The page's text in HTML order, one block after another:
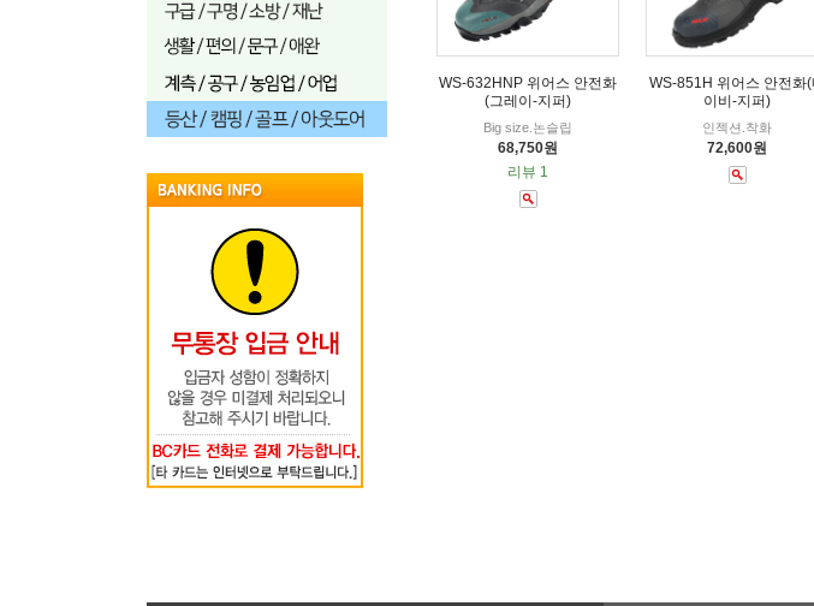
WS-632HNP 위어스 안전화
(그레이-지퍼)
Big size.논슬립
68,750원
리뷰 1
WS-851H 위어스 안전화(
이비-지퍼)
인젝션.착화
72,600원